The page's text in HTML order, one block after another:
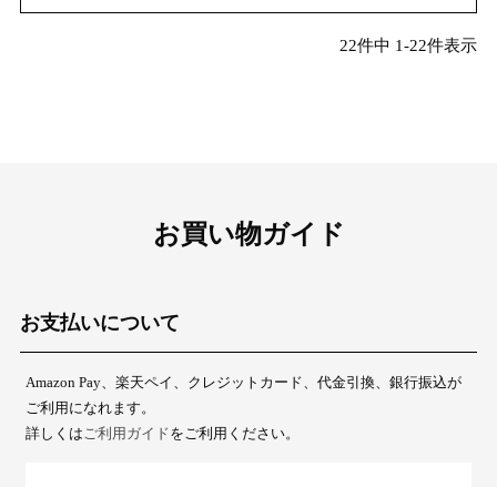
22件中 1-22件表示
お買い物ガイド
お支払いについて
Amazon Pay、楽天ペイ、クレジットカード、代金引換、銀行振込が
ご利用になれます。
詳しくは ご利用ガイドをご利用ください。